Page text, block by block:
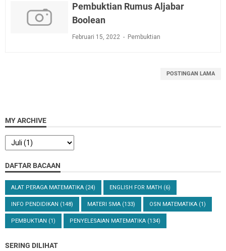
Pembuktian Rumus Aljabar
Boolean
Februari 15, 2022 Pembuktian
POSTINGAN LAMA
MY ARCHIVE
DAFTAR BACAAN
ALAT PERAGA MATEMATIKA (24) ENGLISH FOR MATH (6)
INFO PENDIDIKAN (148) MATERI SMA (133) OSN MATEMATIKA (1)
PEMBUKTIAN (1) PENYELESAIAN MATEMATIKA (134)
SERING DILIHAT